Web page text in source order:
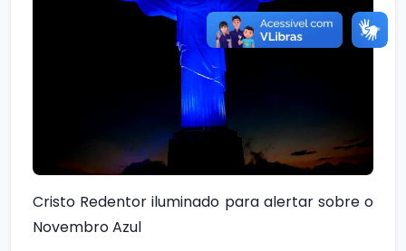
Cristo Redentor iluminado para alertar sobre o
Novembro Azul